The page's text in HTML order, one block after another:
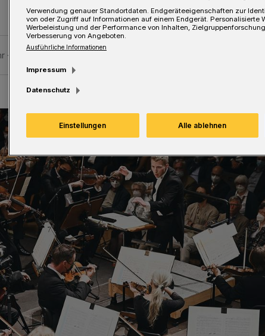
Verwendung genauer Standortdaten. Endgeräteeigenschaften zur
von oder Zugriff auf Informationen auf einem Endgerät. Personalisierte
Werbeleistung und der Performance von Inhalten,
Verbesserung von Angeboten.
Ausführliche Informationen
Impressum
Datenschutz
Einstellungen Alle ablehnen